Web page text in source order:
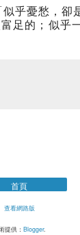
似乎憂愁，卻
足的；似乎
首頁
查看網路版
提供： Blogger.